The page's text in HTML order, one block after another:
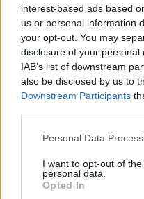
interest-based ads based
us or personal information
your opt-out. You may
disclosure of your
IAB’s list of downstream
also be disclosed by us to
Downstream Participants
Please note that this
not limited to your visit or
grant or deny consent to
use your data for below
Personal Data
I want to opt-out of
personal data.
Opted In
AUTORE
Martina
Martina
ha coperto il
sostenendo
un dettaglio
mappa
agenda.